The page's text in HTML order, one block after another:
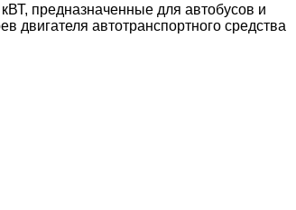
предназначенные для автобусов и
двигателя автотранспортного средства